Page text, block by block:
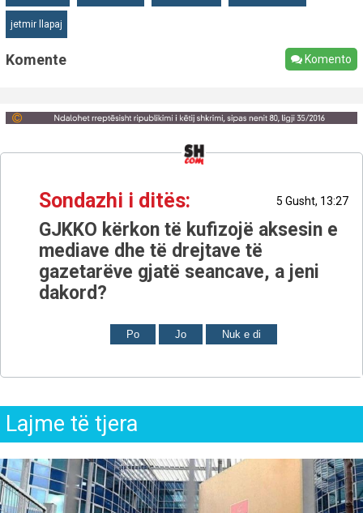
jetmir llapaj
Komente Komento
Sondazhi i ditës: 5 Gusht, 13:27
GJKKO kërkon të kufizojë aksesin e
mediave dhe të drejtave të
gazetarëve gjatë seancave, a jeni
dakord?
Po Jo Nuk e di
Lajme të tjera